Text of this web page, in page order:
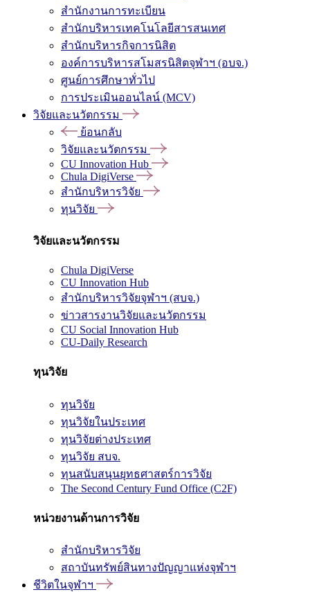
สำนักงานการทะเบียน
สำนักบริหารเทคโนโลยีสารสนเทศ
สำนักบริหารกิจการนิสิต
องค์การบริหารสโมสรนิสิตจุฬาฯ (อบจ.)
ศูนย์การศึกษาทั่วไป
การประเมินออนไลน์ (MCV)
วิจัยและนวัตกรรม
ย้อนกลับ
วิจัยและนวัตกรรม
CU Innovation Hub
Chula DigiVerse
สำนักบริหารวิจัย
ทุนวิจัย
วิจัยและนวัตกรรม
Chula DigiVerse
CU Innovation Hub
สำนักบริหารวิจัยจุฬาฯ (สบจ.)
ข่าวสารงานวิจัยและนวัตกรรม
CU Social Innovation Hub
CU-Daily Research
ทุนวิจัย
ทุนวิจัย
ทุนวิจัยในประเทศ
ทุนวิจัยต่างประเทศ
ทุนวิจัย สบจ.
ทุนสนับสนุนยุทธศาสตร์การวิจัย
The Second Century Fund Office (C2F)
หน่วยงานด้านการวิจัย
สำนักบริหารวิจัย
สถาบันทรัพย์สินทางปัญญาแห่งจุฬาฯ
ชีวิตในจุฬาฯ